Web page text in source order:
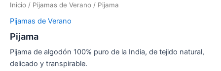
Inicio / Pijamas de Verano / Pijama
Pijamas de Verano
Pijama
Pijama de algodón 100% puro de la India, de tejido natural,
delicado y transpirable.